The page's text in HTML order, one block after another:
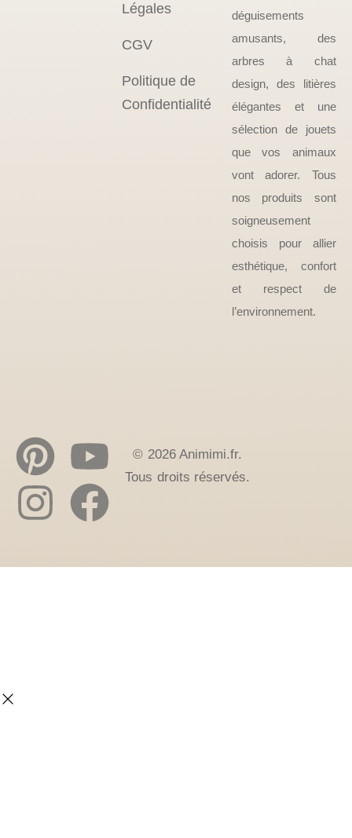
Légales
CGV
Politique de
Confidentialité
déguisements
amusants, des
arbres à chat
design, des litières
élégantes et une
sélection de jouets
que vos animaux
vont adorer. Tous
nos produits sont
soigneusement
choisis pour allier
esthétique, confort
et respect de
l’environnement.
© 2026 Animimi.fr.
Tous droits réservés.